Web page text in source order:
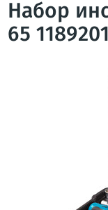
Набор
65 1189201